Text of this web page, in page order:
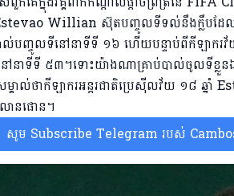
Willian ស៊ុតបញ្ចូលទីទល់នឹងក្លឹបដែលគ
ញ្ចូលទីនៅនាទីទី ១៦ ហើយបន្ទាប់ពីកីឡាករវ័
នាទីទី ៥៣។ទោះយ៉ាងណាគ្រាប់បាល់ចូលទីខ្លួ
ាល់ថាកីឡាករអន្តរជាតិប្រេស៊ីលវ័យ ១៨ ឆ្នាំ
ានផោន។
សូម Subscribe Telegram របស់